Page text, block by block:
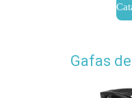
Gafas